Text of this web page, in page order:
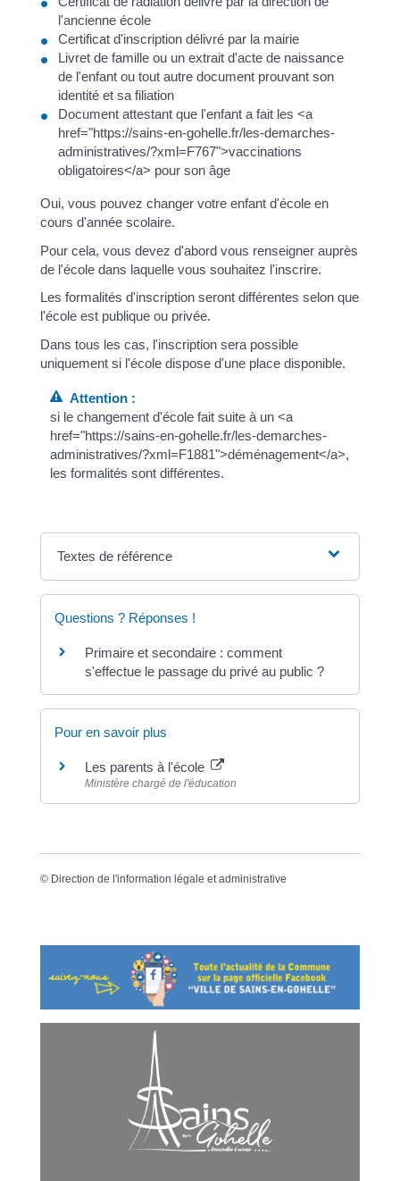
l'ancienne école
Certificat d'inscription délivré par la mairie
Livret de famille ou un extrait d'acte de naissance
de l'enfant ou tout autre document prouvant son
identité et sa filiation
Document attestant que l'enfant a fait les <a
href="https://sains-en-gohelle.fr/les-demarches-
administratives/?xml=F767">vaccinations
obligatoires</a> pour son âge
Oui, vous pouvez changer votre enfant d'école en
cours d'année scolaire.
Pour cela, vous devez d'abord vous renseigner auprès
de l'école dans laquelle vous souhaitez l'inscrire.
Les formalités d'inscription seront différentes selon que
l'école est publique ou privée.
Dans tous les cas, l'inscription sera possible
uniquement si l'école dispose d'une place disponible.
Attention :
si le changement d'école fait suite à un <a
href="https://sains-en-gohelle.fr/les-demarches-
administratives/?xml=F1881">déménagement</a>,
les formalités sont différentes.
Textes de référence
Questions ? Réponses !
Primaire et secondaire : comment
s'effectue le passage du privé au public ?
Pour en savoir plus
Les parents à l'école
Ministère chargé de l'éducation
© Direction de l'information légale et administrative